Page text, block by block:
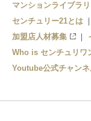
マンションライブラ
センチュリー21とは
加盟店人材募集
Who is センチュリワ
Youtube公式チャン